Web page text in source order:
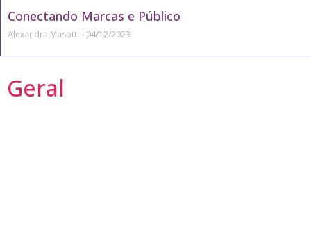
Conectando Marcas e Público
Alexandra Masotti 04/12/2023
Geral